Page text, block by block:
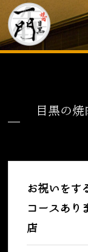
目黒の
お祝いをす
コースあ
店